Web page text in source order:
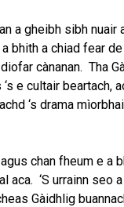
a gheibh sibh
bhith a chiad fear
cànanan. Tha
e cultair beartach,
‘s drama
chan fheum e a
aca. ‘S urrainn
Gàidhlig